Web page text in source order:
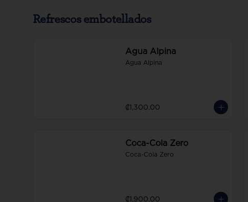
Refrescos embotellados
Agua Alpina
Agua Alpina
₡1,300.00
Coca-Cola Zero
Coca-Cola Zero
₡1,900.00